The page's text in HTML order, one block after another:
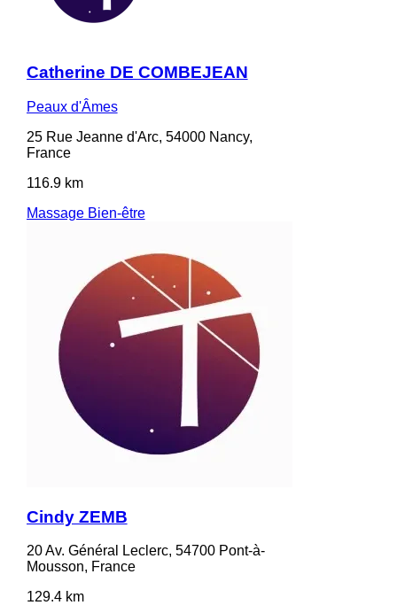
Catherine DE COMBEJEAN
Peaux d'Âmes
25 Rue Jeanne d'Arc, 54000 Nancy,
France
116.9 km
Massage Bien-être
Cindy ZEMB
20 Av. Général Leclerc, 54700 Pont-à-
Mousson, France
129.4 km